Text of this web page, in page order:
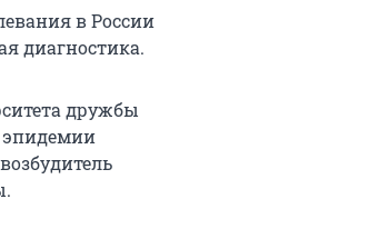
в России
диагностика.
дружбы
эпидемии